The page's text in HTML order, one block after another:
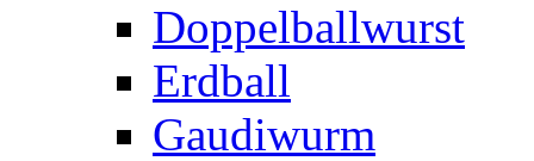
Doppelballwurst
Erdball
Gaudiwurm